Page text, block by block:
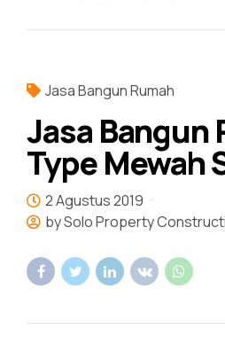
Jasa Bangun Rumah
Jasa Bangun
Type Mewah
2 Agustus 2019
by Solo Property